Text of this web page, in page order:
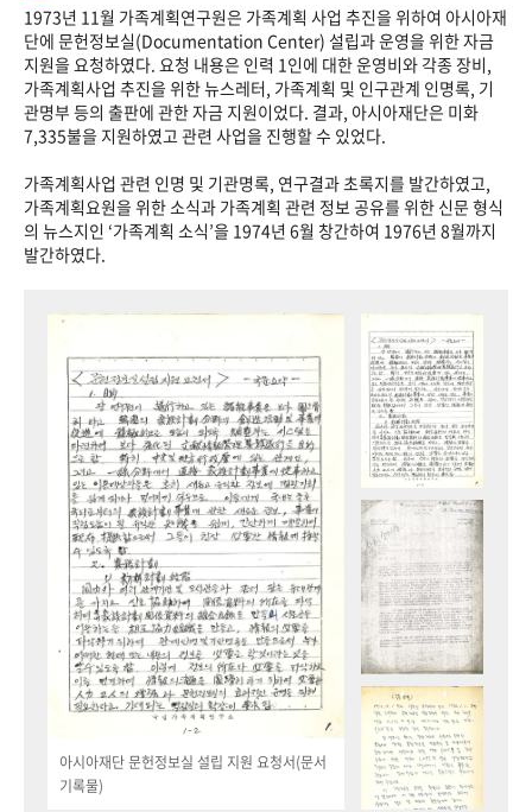
1973년 11월 가족계획연구원은 가족계획 사업 추진을 위하여 아시아재
단에 문헌정보실(Documentation Center) 설립과 운영을 위한 자금
지원을 요청하였다. 요청 내용은 인력 1인에 대한 운영비와 각종 장비,
가족계획사업 추진을 위한 뉴스레터, 가족계획 및 인구관계 인명록, 기
관명부 등의 출판에 관한 자금 지원이었다. 결과, 아시아재단은 미화
7,335불을 지원하였고 관련 사업을 진행할 수 있었다.
가족계획사업 관련 인명 및 기관명록, 연구결과 초록지를 발간하였고,
가족계획요원을 위한 소식과 가족계획 관련 정보 공유를 위한 신문 형식
의 뉴스지인 ‘가족계획 소식’을 1974년 6월 창간하여 1976년 8월까지
발간하였다.
아시아재단 문헌정보실 설립 지원 요청서(문서
기록물)